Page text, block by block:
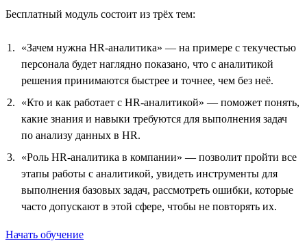
Бесплатный модуль состоит из трёх тем:
«Зачем нужна HR-аналитика» — на примере с текучестью
персонала будет наглядно показано, что с аналитикой
решения принимаются быстрее и точнее, чем без неё.
«Кто и как работает с HR-аналитикой» — поможет понять,
какие знания и навыки требуются для выполнения задач
по анализу данных в HR.
«Роль HR-аналитика в компании» — позволит пройти все
этапы работы с аналитикой, увидеть инструменты для
выполнения базовых задач, рассмотреть ошибки, которые
часто допускают в этой сфере, чтобы не повторять их.
Начать обучение